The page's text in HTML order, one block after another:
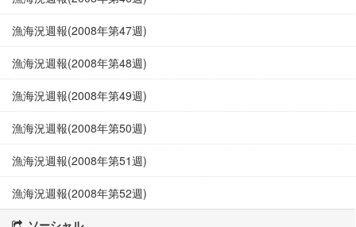
漁海況週報(2008年第47週)
漁海況週報(2008年第48週)
漁海況週報(2008年第49週)
漁海況週報(2008年第50週)
漁海況週報(2008年第51週)
漁海況週報(2008年第52週)